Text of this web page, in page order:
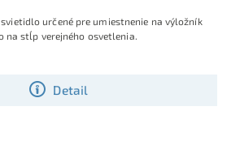
Detail
svietidlo určené pre umiestnenie na výložník
na stĺp verejného osvetlenia.